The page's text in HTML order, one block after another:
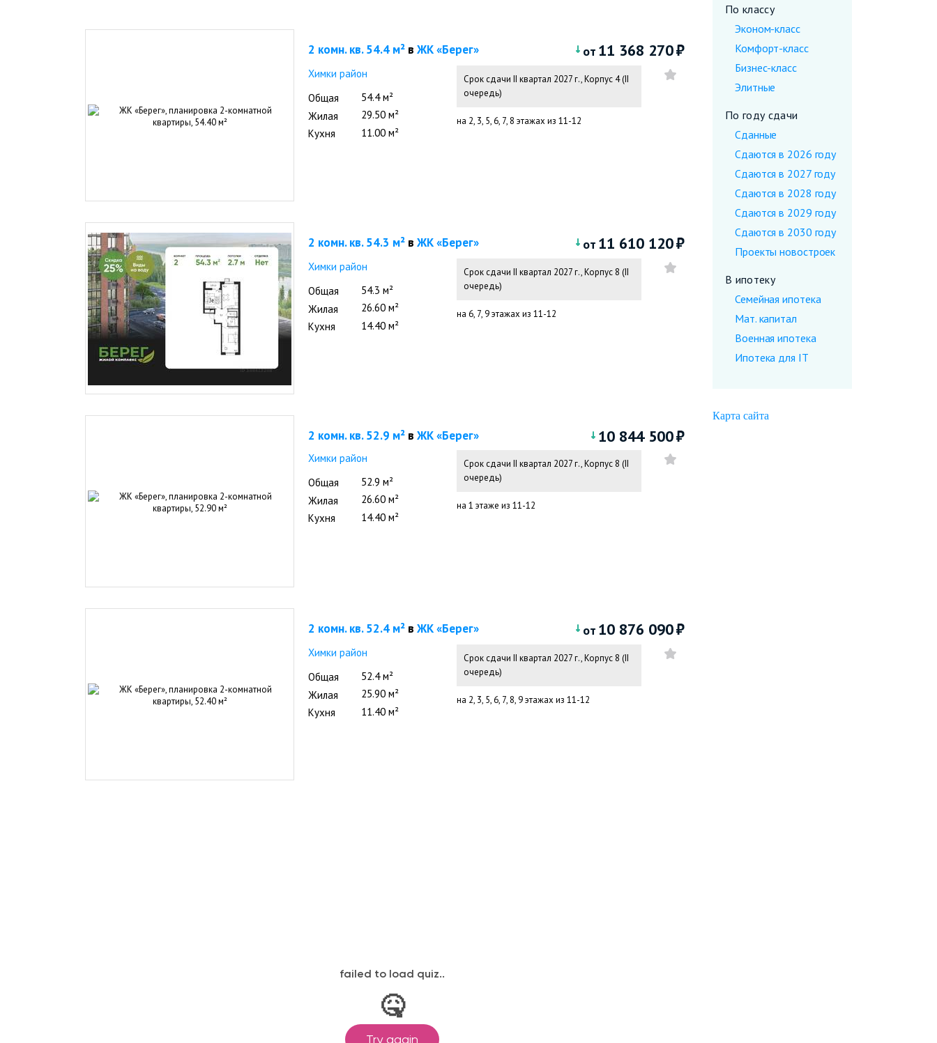
По классу
Эконом-класс
Комфорт-класс
Бизнес-класс
Элитные
По году сдачи
Сданные
Сдаются в 2026 году
Сдаются в 2027 году
Сдаются в 2028 году
Сдаются в 2029 году
Сдаются в 2030 году
Проекты новостроек
В ипотеку
Семейная ипотека
Мат. капитал
Военная ипотека
Ипотека для IT
Карта сайта
2 комн. кв. 54.4 м² в ЖК «Берег» от 11 368 270
Химки район
Общая
54.4 м²
Жилая
29.50 м²
Кухня
11.00 м²
Срок сдачи II квартал 2027 г.,Корпус 4 (II
очередь)
на 2, 3, 5, 6, 7, 8 этажах из 11-12
2 комн. кв. 54.3 м² в ЖК «Берег» от 11 610 120
Химки район
Общая
54.3 м²
Жилая
26.60 м²
Кухня
14.40 м²
Срок сдачи II квартал 2027 г.,Корпус 8 (II
очередь)
на 6, 7, 9 этажах из 11-12
2 комн. кв. 52.9 м² в ЖК «Берег» 10 844 500
Химки район
Общая
52.9 м²
Жилая
26.60 м²
Кухня
14.40 м²
Срок сдачи II квартал 2027 г.,Корпус 8 (II
очередь)
на 1 этажe из 11-12
2 комн. кв. 52.4 м² в ЖК «Берег» от 10 876 090
Химки район
Общая
52.4 м²
Жилая
25.90 м²
Кухня
11.40 м²
Срок сдачи II квартал 2027 г.,Корпус 8 (II
очередь)
на 2, 3, 5, 6, 7, 8, 9 этажах из 11-12